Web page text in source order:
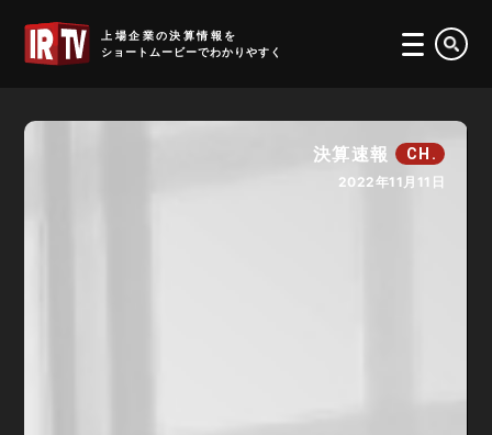
上場企業の決算情報を
ショートムービーでわかりやすく
決算速報 CH.
2022年11月11日